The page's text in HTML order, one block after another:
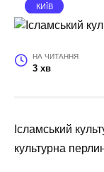
КИЇВ
НА ЧИТАННЯ
3 хв
Ісламський
культурна